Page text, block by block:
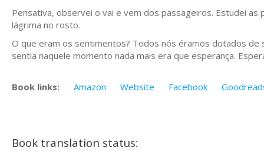
Pensativa, observei o vai e vem dos passageiros. Estudei as
lágrima no rosto.
O que eram os sentimentos? Todos nós éramos dotados
sentia naquele momento nada mais era que esperança.
Book links: Amazon Website Facebook
Book translation status: